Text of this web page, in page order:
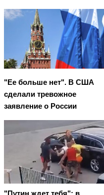
"Ее больше нет". В США
сделали тревожное
заявление о России